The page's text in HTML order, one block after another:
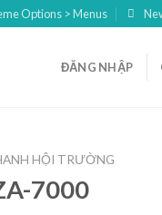
Options > Menus
ĐĂNG NHẬP
HỘI TRƯỜNG
7000